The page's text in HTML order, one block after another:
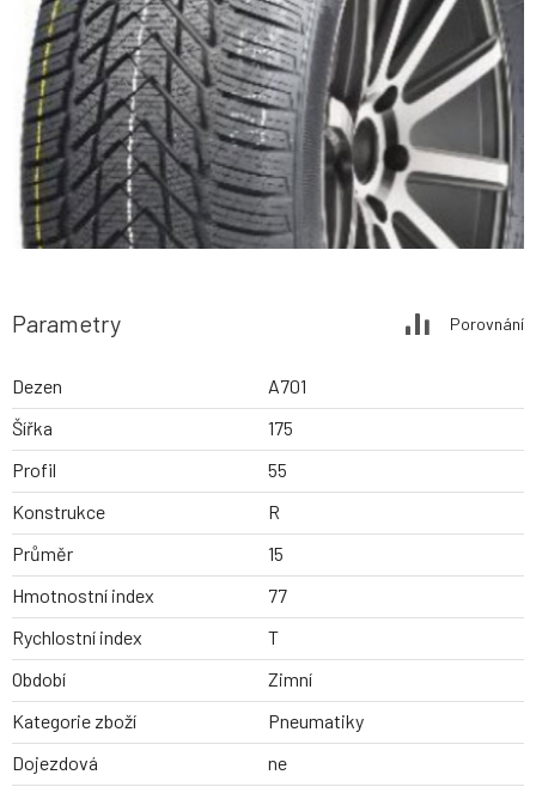
Parametry Porovnání
Dezen
A701
Šířka
175
Profil
55
Konstrukce
R
Průměr
15
Hmotnostní index
77
Rychlostní index
T
Období
Zimní
Kategorie zboží
Pneumatiky
Dojezdová
ne